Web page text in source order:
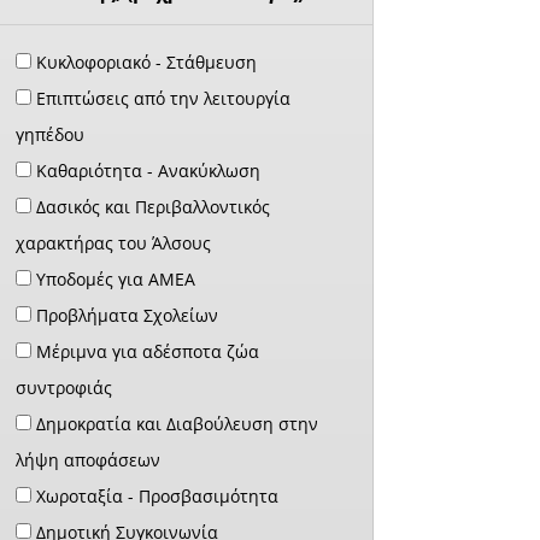
Κυκλοφοριακό - Στάθμευση
Επιπτώσεις από την λειτουργία
γηπέδου
Καθαριότητα - Ανακύκλωση
Δασικός και Περιβαλλοντικός
χαρακτήρας του Άλσους
Υποδομές για ΑΜΕΑ
Προβλήματα Σχολείων
Μέριμνα για αδέσποτα ζώα
συντροφιάς
Δημοκρατία και Διαβούλευση στην
λήψη αποφάσεων
Χωροταξία - Προσβασιμότητα
Δημοτική Συγκοινωνία